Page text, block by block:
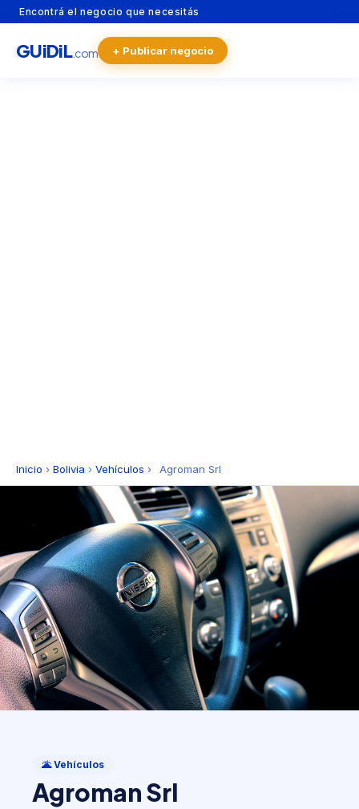
Encontrá el negocio que necesitás
GUiDiL.com + Publicar negocio
Inicio › Bolivia › Vehículos › Agroman Srl
Agroman Srl
📍 Santa Cruz de la Sierra, Bolivia
🌋 Vehículos
Agroman Srl